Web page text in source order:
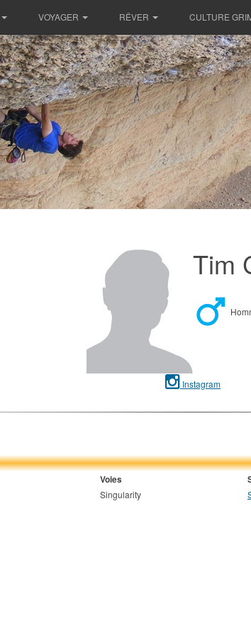
VOYAGER RÊVER CULTURE
Tim
Instagram
Voies
Singularity